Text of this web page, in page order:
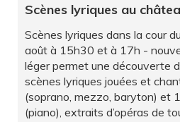
Scènes lyriques au
Scènes lyriques dans la cour
août à 15h30 et à 17h -
léger permet une découverte
scènes lyriques jouées et
(soprano, mezzo, baryton) et
(piano), extraits d’opéras de